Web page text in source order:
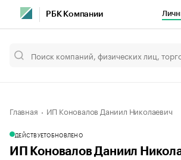
РБК Компании
Главная ИП Коновалов Даниил Николаевич
ДЕЙСТВУЕТОБНОВЛЕНО
ИП Коновалов Даниил